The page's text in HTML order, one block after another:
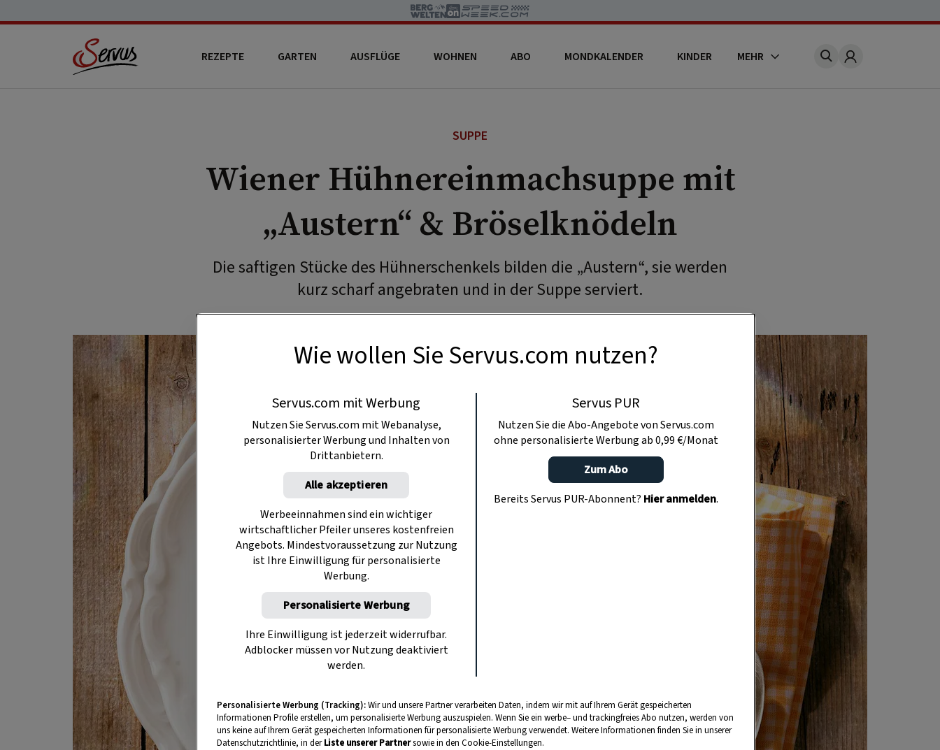
REZEPTE GARTEN AUSFLÜGE WOHNEN ABO MONDKALENDER KINDER MEHR Account
SUPPE
Wiener Hühnereinmachsuppe mit
„Austern“ & Bröselknödeln
Die saftigen Stücke des Hühnerschenkels bilden die „Austern“, sie werden
kurz scharf angebraten und in der Suppe serviert.
Wie wollen Sie Servus.com nutzen?
Servus.com mit Werbung
Nutzen Sie Servus.com mit Webanalyse,
personalisierter Werbung und Inhalten von
Drittanbietern.
Alle akzeptieren
Werbeeinnahmen sind ein wichtiger
wirtschaftlicher Pfeiler unseres kostenfreien
Angebots. Mindestvoraussetzung zur Nutzung
ist Ihre Einwilligung für personalisierte
Werbung.
Personalisierte Werbung
Ihre Einwilligung ist jederzeit widerrufbar.
Adblocker müssen vor Nutzung deaktiviert
werden.
Servus PUR
Nutzen Sie die Abo-Angebote von Servus.com
ohne personalisierte Werbung ab 0,99 €/Monat
Zum Abo
Bereits Servus PUR-Abonnent? Hier anmelden.
Personalisierte Werbung (Tracking):Wir und unsere Partner verarbeiten Daten, indem wir mit auf Ihrem Gerät gespeicherten
Informationen Profile erstellen, um personalisierte Werbung auszuspielen. Wenn Sie ein werbe– und trackingfreies Abo nutzen, werden von
uns keine auf Ihrem Gerät gespeicherten Informationen für personalisierte Werbung verwendet. Weitere Informationen finden Sie in unserer
Datenschutzrichtlinie, in derListe unserer Partnersowie in den Cookie-Einstellungen.